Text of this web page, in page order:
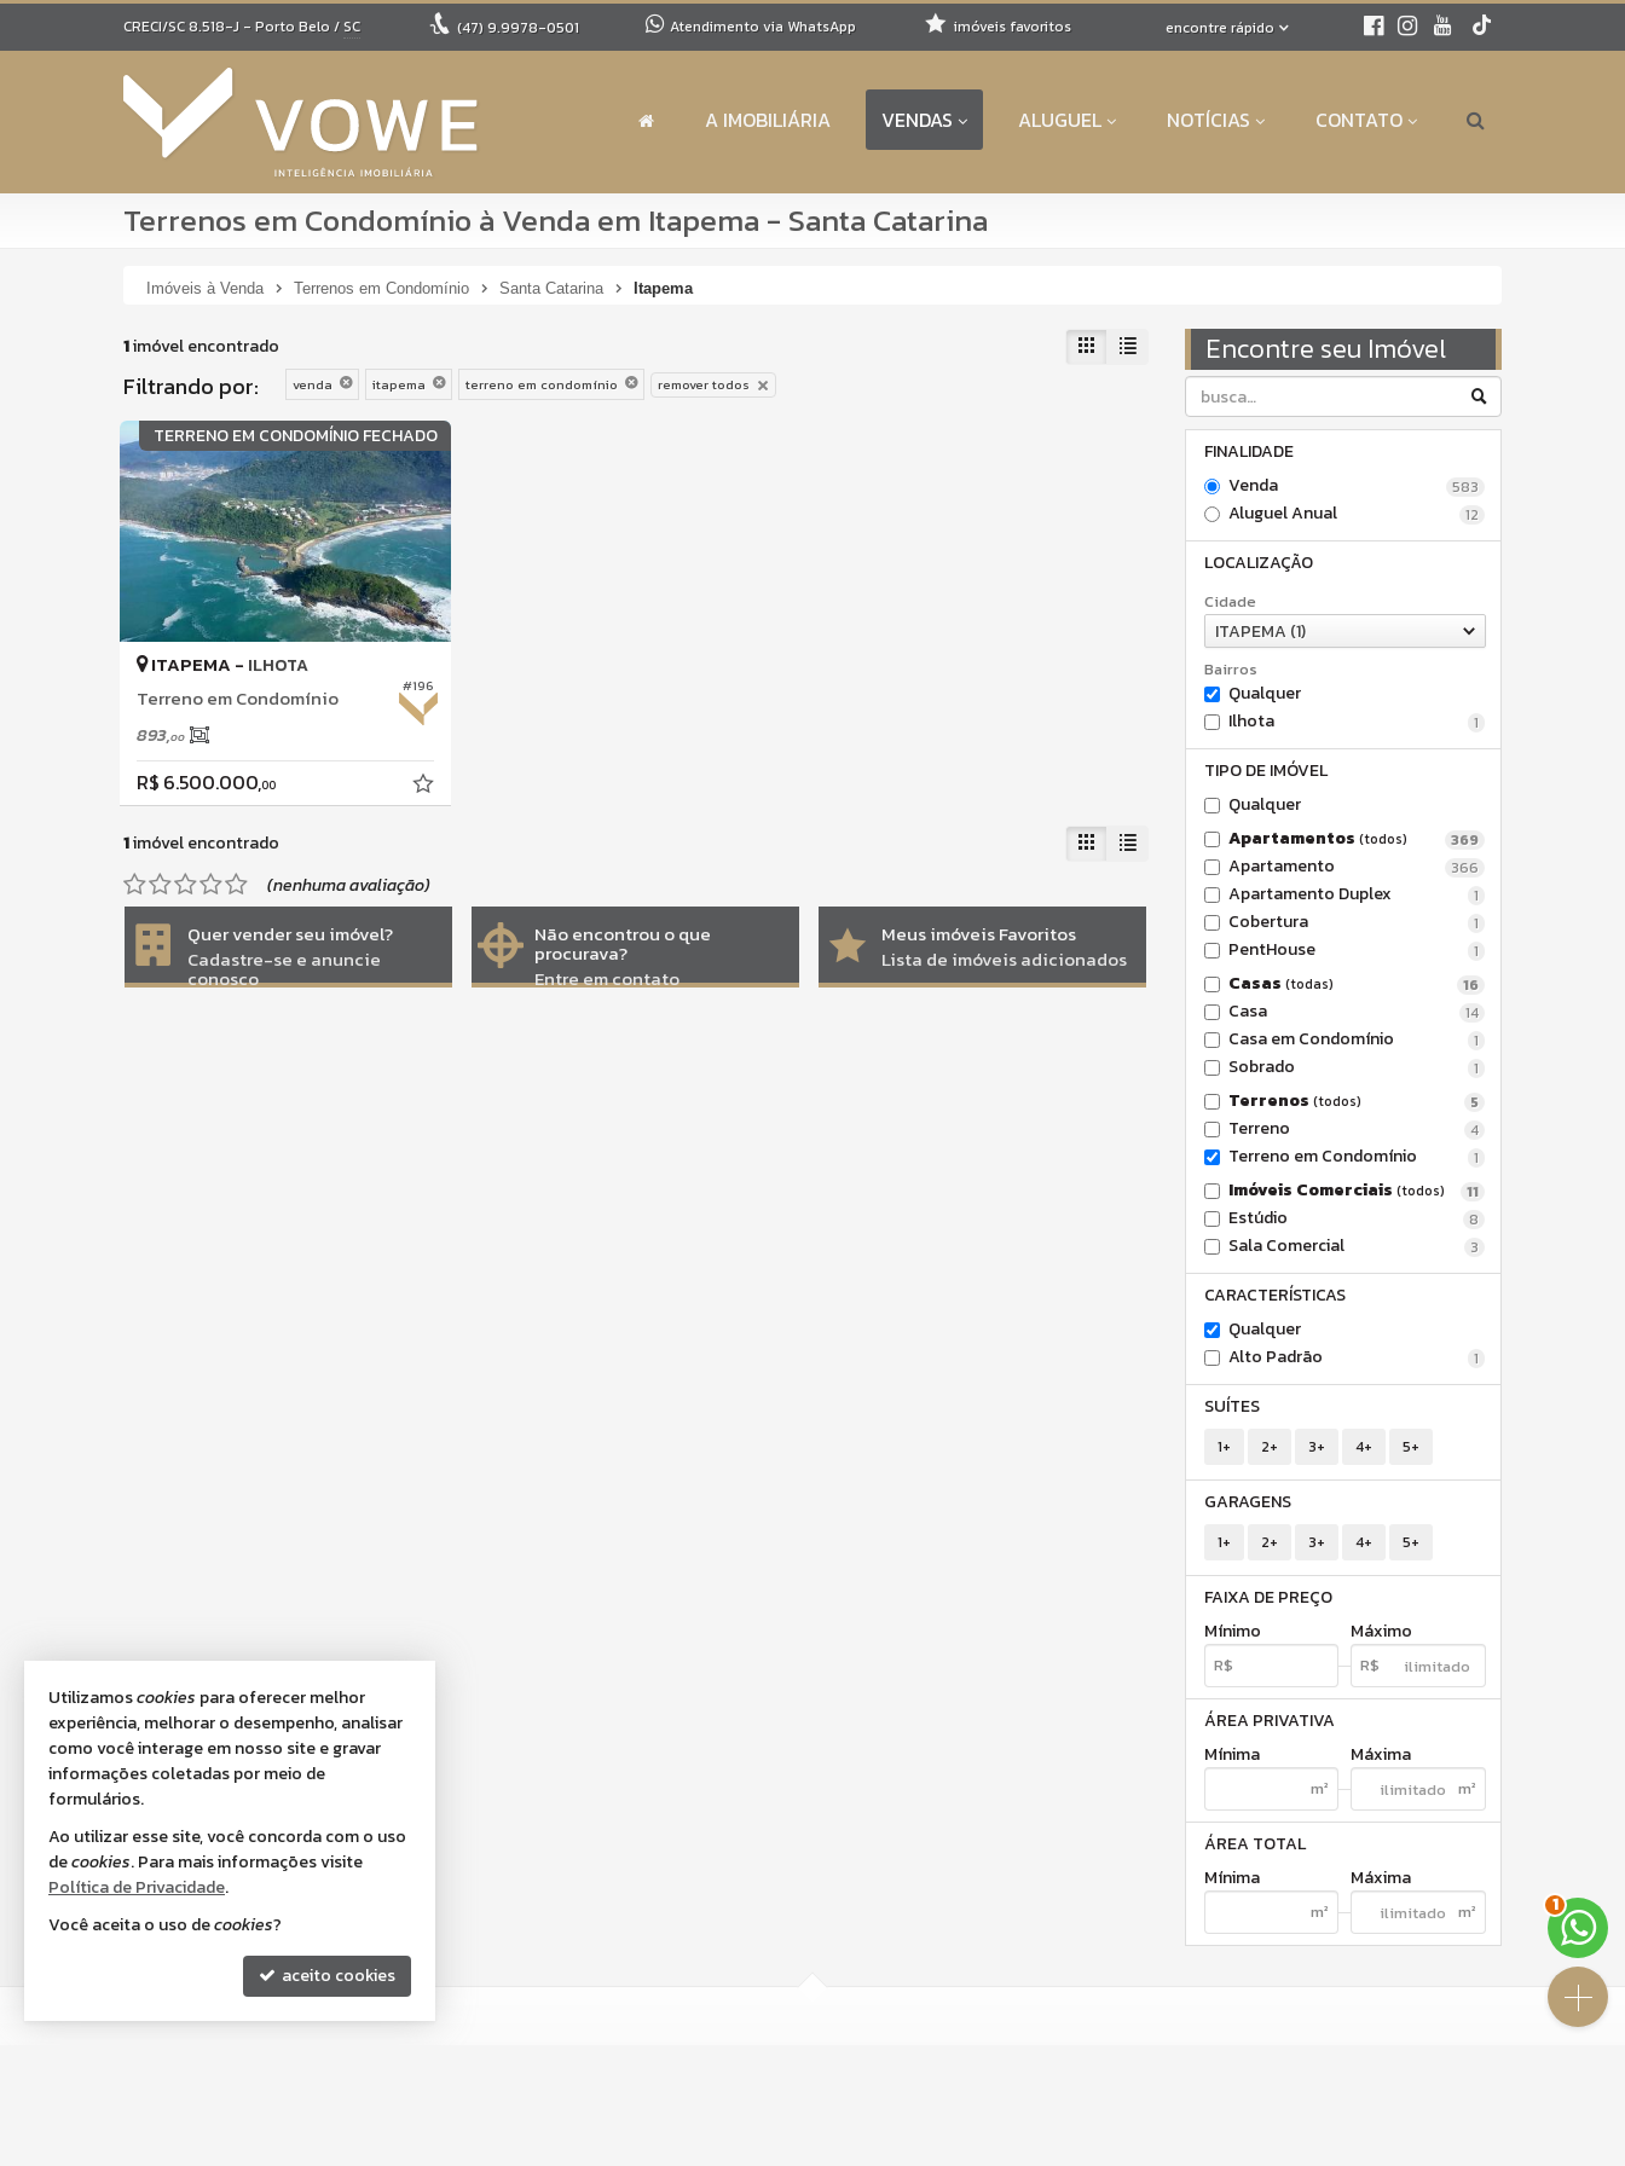
CRECI/SC 8.518-J - Porto Belo /SC (47)9.9978-0501 Atendimento via WhatsApp encontre rápido
imóveis favoritos
A IMOBILIÁRIA VENDAS ALUGUEL NOTÍCIAS CONTATO
Terrenos em Condomínio à Venda em Itapema - Santa Catarina
Imóveis à Venda Terrenos em Condomínio Santa Catarina Itapema
Encontre seu Imóvel
FINALIDADE
Venda
583
Aluguel Anual 12
LOCALIZAÇÃO
Cidade
ITAPEMA (1)
Bairros
Qualquer
Ilhota
1
TIPO DE IMÓVEL
Qualquer
Apartamentos (todos) 369
Apartamento 366
Apartamento Duplex 1
Cobertura 1
PentHouse 1
Casas (todas) 16
Casa 14
Casa em Condomínio 1
Sobrado 1
Terrenos (todos) 5
Terreno 4
Terreno em Condomínio 1
Imóveis Comerciais (todos) 11
Estúdio 8
Sala Comercial 3
CARACTERÍSTICAS
Qualquer
Alto Padrão
1
SUÍTES
1+ 2+ 3+ 4+ 5+
GARAGENS
1+ 2+ 3+ 4+ 5+
FAIXA DE PREÇO
Mínimo
Máximo
ÁREA PRIVATIVA
Mínima
Máxima
ÁREA TOTAL
Mínima
Máxima
1imóvel encontrado
Filtrando por: venda itapema terreno em condomínio remover todos
TERRENO EM CONDOMÍNIO FECHADO
#196
ITAPEMA - ILHOTA
Terreno em Condomínio
893,00
R$ 6.500.000,00
1imóvel encontrado
(nenhuma avaliação)
Quer vender seu imóvel?
Cadastre-se e anuncie
conosco
Não encontrou o que
procurava?
Entre em contato
Meus imóveis Favoritos
Lista de imóveis adicionados
1
Utilizamoscookies para oferecer melhor
experiência, melhorar o desempenho, analisar
como você interage em nosso site e gravar
informações coletadas por meio de
formulários.
Ao utilizar esse site, você concorda com o uso
decookies. Para mais informações visite
Política de Privacidade.
Você aceita o uso decookies?
aceito cookies